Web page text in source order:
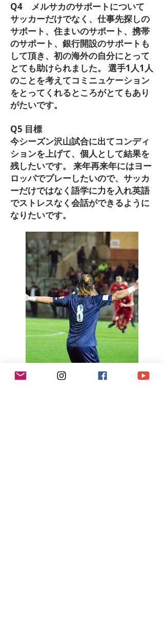
Q4 メルサカのサポートについて
サッカーだけでなく、仕事先探しの
サポート、住まいのサポート、携帯
のサポート、銀行開設のサポートも
して頂き、初の海外の自分にとって
とても助けられました。 選手1人1人
のことを考えてコミニュケーション
をとってくれるところがとてもあり
がたいです。
Q5 目標
今シーズン沢山試合に出てコンディ
ションを上げて、個人として結果を
残したいです。 来年再来年にはヨー
ロッパでプレーしたいので、サッカ
ーだけではなく語学に力を入れ英語
でストレスなく会話ができるように
なりたいです。